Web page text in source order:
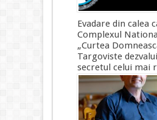
Evadare din calea
Complexul
„Curtea
Targoviste
secretul celui mai
mistic sanctuar
18 ore ago